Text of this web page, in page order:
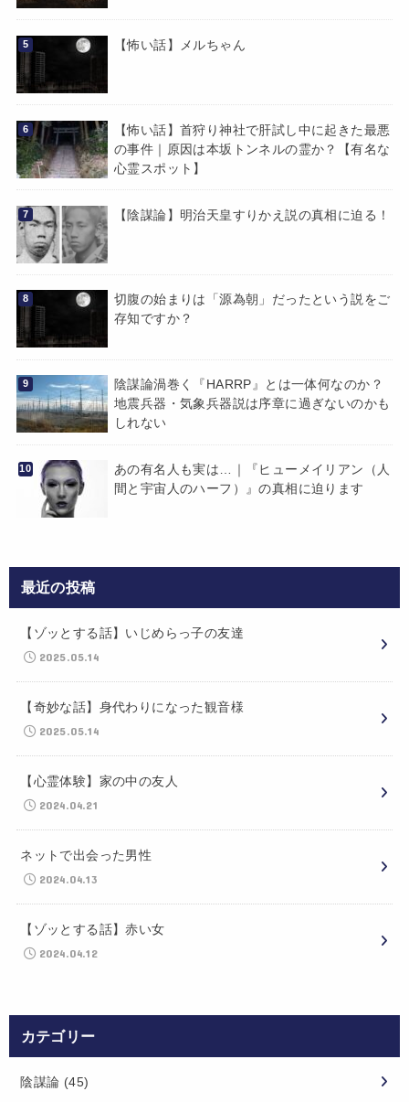
【怖い話】メルちゃん
【怖い話】首狩り神社で肝試し中に起きた最悪
の事件｜原因は本坂トンネルの霊か？【有名な
心霊スポット】
【陰謀論】明治天皇すりかえ説の真相に迫る！
切腹の始まりは「源為朝」だったという説をご
存知ですか？
陰謀論渦巻く『HARRP』とは一体何なのか？
地震兵器・気象兵器説は序章に過ぎないのかも
しれない
あの有名人も実は…｜『ヒューメイリアン（人
間と宇宙人のハーフ）』の真相に迫ります
最近の投稿
【ゾッとする話】いじめらっ子の友達
2025.05.14
【奇妙な話】身代わりになった観音様
2025.05.14
【心霊体験】家の中の友人
2024.04.21
ネットで出会った男性
2024.04.13
【ゾッとする話】赤い女
2024.04.12
カテゴリー
陰謀論 (45)